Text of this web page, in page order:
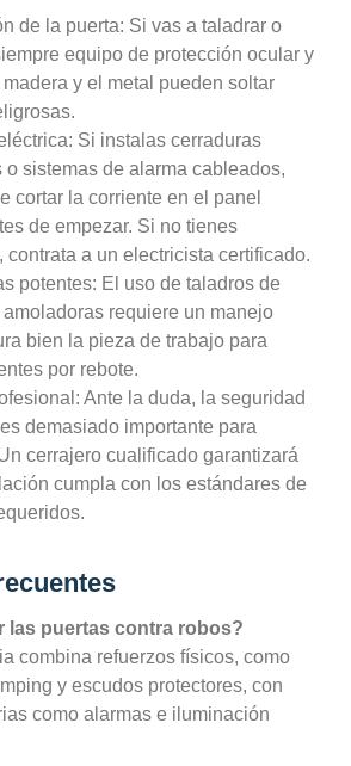
de la puerta: Si vas a taladrar o
equipo de protección ocular y
y el metal pueden soltar
Si instalas cerraduras
o sistemas de alarma cableados,
cortar la corriente en el panel
de empezar. Si no tienes
contrata a un electricista certificado.
potentes: El uso de taladros de
requiere un manejo
bien la pieza de trabajo para
por rebote.
Ante la duda, la seguridad
demasiado importante para
cerrajero cualificado garantizará
cumpla con los estándares de
las puertas contra robos?
combina refuerzos físicos, como
y escudos protectores, con
como alarmas e iluminación